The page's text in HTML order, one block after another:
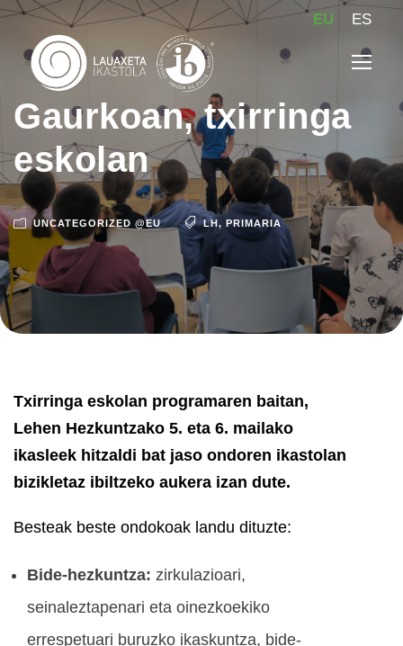
EU ES
Gaurkoan, txirringa
eskolan
UNCATEGORIZED @EU LH, PRIMARIA
Txirringa eskolan programaren baitan,
Lehen Hezkuntzako 5. eta 6. mailako
ikasleek hitzaldi bat jaso ondoren ikastolan
bizikletaz ibiltzeko aukera izan dute.
Besteak beste ondokoak landu dituzte:
Bide-hezkuntza: zirkulazioari,
seinaleztapenari eta oinezkoekiko
errespetuari buruzko ikaskuntza, bide-